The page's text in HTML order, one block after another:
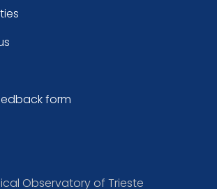
form
Observatory of Trieste